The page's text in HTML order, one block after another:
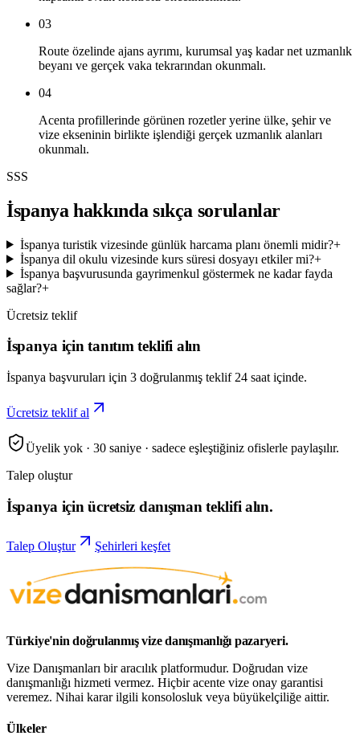
03
Route özelinde ajans ayrımı, kurumsal yaş kadar net uzmanlık
beyanı ve gerçek vaka tekrarından okunmalı.
04
Acenta profillerinde görünen rozetler yerine ülke, şehir ve
vize ekseninin birlikte işlendiği gerçek uzmanlık alanları
okunmalı.
SSS
İspanya hakkında sıkça sorulanlar
İspanya turistik vizesinde günlük harcama planı önemli midir?+
İspanya dil okulu vizesinde kurs süresi dosyayı etkiler mi?+
İspanya başvurusunda gayrimenkul göstermek ne kadar fayda
sağlar?+
Ücretsiz teklif
İspanya için tanıtım teklifi alın
İspanya başvuruları için 3 doğrulanmış teklif 24 saat içinde.
Ücretsiz teklif al
Üyelik yok · 30 saniye · sadece eşleştiğiniz ofislerle paylaşılır.
Talep oluştur
İspanya için ücretsiz danışman teklifi alın.
Talep Oluştur Şehirleri keşfet
Türkiye'nin doğrulanmış vize danışmanlığı pazaryeri.
Vize Danışmanları bir aracılık platformudur. Doğrudan vize
danışmanlığı hizmeti vermez. Hiçbir acente vize onay garantisi
veremez. Nihai karar ilgili konsolosluk veya büyükelçiliğe aittir.
Ülkeler